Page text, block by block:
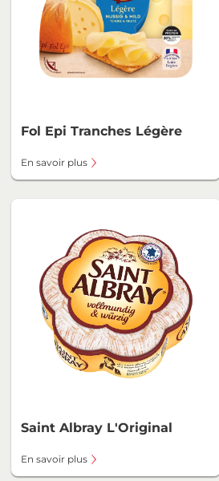
Fol Epi Tranches Légère
En savoir plus
Saint Albray L'Original
En savoir plus